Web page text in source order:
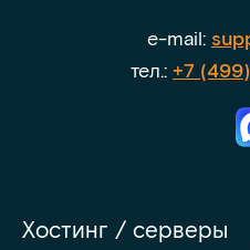
e-mail:
тел.: +7
Хостинг / серверы